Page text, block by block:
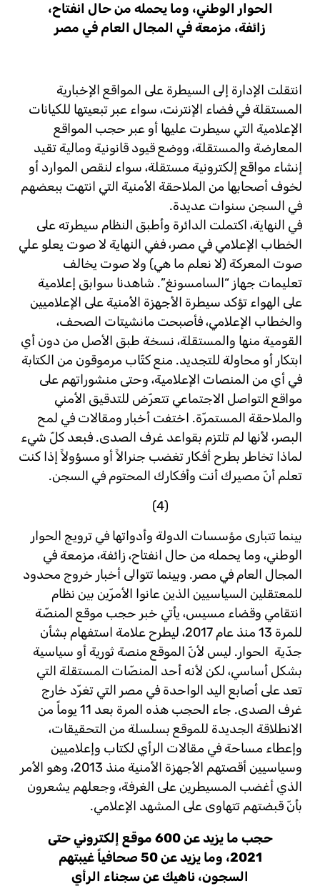
الحوار الوطني، وما يحمله من حال انفتاح،
زائفة، مزمعة في المجال العام في مصر
انتقلت الإدارة إلى السيطرة على المواقع الإخبارية
المستقلة في فضاء الإنترنت، سواء عبر تبعيتها للكيانات
الإعلامية التي سيطرت عليها أو عبر حجب المواقع
المعارضة والمستقلة، ووضع قيود قانونية ومالية تقيد
إنشاء مواقع إلكترونية مستقلة، سواء لنقص الموارد أو
لخوف أصحابها من الملاحقة الأمنية التي انتهت ببعضهم
في السجن سنوات عديدة.
في النهاية، اكتملت الدائرة وأطبق النظام سيطرته على
الخطاب الإعلامي في مصر، ففي النهاية لا صوت يعلو علي
صوت المعركة (لا نعلم ما هي) ولا صوت يخالف
تعليمات جهاز “السامسونغ”. شاهدنا سوابق إعلامية
على الهواء تؤكد سيطرة الأجهزة الأمنية على الإعلاميين
والخطاب الإعلامي، فأصبحت مانشيتات الصحف،
القومية منها والمستقلة، نسخة طبق الأصل من دون أي
ابتكار أو محاولة للتجديد. منع كتّاب مرموقون من الكتابة
في أي من المنصات الإعلامية، وحتى منشوراتهم على
مواقع التواصل الاجتماعي تتعرّض للتدقيق الأمني
والملاحقة المستمرّة. اختفت أخبار ومقالات في لمح
البصر، لأنها لم تلتزم بقواعد غرف الصدى. فبعد كلّ شيء
لماذا تخاطر بطرح أفكار تغضب جنرالاً أو مسؤولاً إذا كنت
تعلم أنّ مصيرك أنت وأفكارك المحتوم في السجن.
(4)
بينما تتبارى مؤسسات الدولة وأدواتها في ترويج الحوار
الوطني، وما يحمله من حال انفتاح، زائفة، مزمعة في
المجال العام في مصر. وبينما تتوالى أخبار خروج محدود
للمعتقلين السياسيين الذين عانوا الأمرّين بين نظام
انتقامي وقضاء مسيس، يأتي خبر حجب موقع المنصّة
للمرة 13 منذ عام 2017، ليطرح علامة استفهام بشأن
جدّية الحوار. ليس لأنّ الموقع منصة ثورية أو سياسية
بشكل أساسي، لكن لأنه أحد المنصّات المستقلة التي
تعد على أصابع اليد الواحدة في مصر التي تغرّد خارج
غرف الصدى. جاء الحجب هذه المرة بعد 11 يوماً من
الانطلاقة الجديدة للموقع بسلسلة من التحقيقات،
وإعطاء مساحة في مقالات الرأي لكتاب وإعلاميين
وسياسيين أقصتهم الأجهزة الأمنية منذ 2013، وهو الأمر
الذي أغضب المسيطرين على الغرفة، وجعلهم يشعرون
بأنّ قبضتهم تتهاوى على المشهد الإعلامي.
حجب ما يزيد عن 600 موقع إلكتروني حتى
2021، وما يزيد عن 50 صحافياً غيبتهم
السجون، ناهيك عن سجناء الرأي